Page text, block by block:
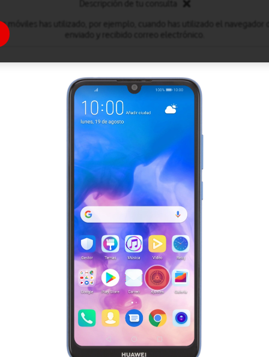
móviles has utilizado, por ejemplo, cuando has utilizado el navegador